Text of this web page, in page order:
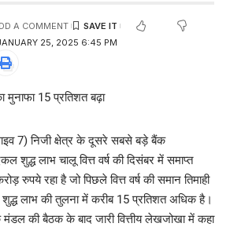
25, 2025 6:45 PM
A COMMENT
7) निजी क्षेत्र के दूसरे सबसे बड़े बैंक
लाभ चालू वित्त वर्ष की दिसंबर में समाप्त
रुपये रहा है जो पिछले वित्त वर्ष की समान तिमाही
लाभ की तुलना में करीब 15 प्रतिशत अधिक है।
की बैठक के बाद जारी वित्तीय लेखजोखा में कहा